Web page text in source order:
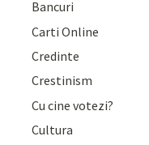
Bancuri
Carti Online
Credinte
Crestinism
Cu cine votezi?
Cultura